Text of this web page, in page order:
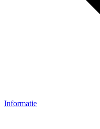
Informatie